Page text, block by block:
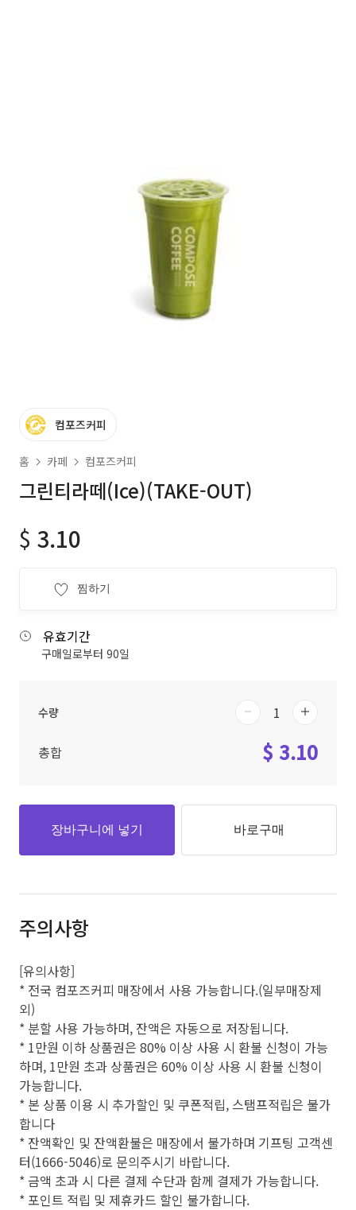
컴포즈커피
홈 카페 컴포즈커피
그린티라떼(Ice)(TAKE-OUT)
$ 3.10
찜하기
유효기간
구매일로부터 90일
수량
총합 $ 3.10
장바구니에 넣기 바로구매
주의사항
[유의사항]
* 전국 컴포즈커피 매장에서 사용 가능합니다.(일부매장제
외)
* 분할 사용 가능하며, 잔액은 자동으로 저장됩니다.
* 1만원 이하 상품권은 80% 이상 사용 시 환불 신청이 가능
하며, 1만원 초과 상품권은 60% 이상 사용 시 환불 신청이
가능합니다.
* 본 상품 이용 시 추가할인 및 쿠폰적립, 스탬프적립은 불가
합니다
* 잔액확인 및 잔액환불은 매장에서 불가하며 기프팅 고객센
터(1666-5046)로 문의주시기 바랍니다.
* 금액 초과 시 다른 결제 수단과 함께 결제가 가능합니다.
* 포인트 적립 및 제휴카드 할인 불가합니다.